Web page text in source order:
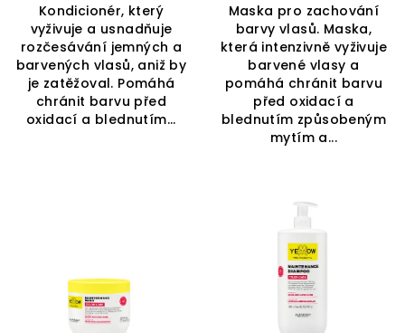
Kondicionér, který
vyživuje a usnadňuje
rozčesávání jemných a
barvených vlasů, aniž by
je zatěžoval. Pomáhá
chránit barvu před
oxidací a blednutím...
Maska pro zachování
barvy vlasů. Maska,
která intenzivně vyživuje
barvené vlasy a
pomáhá chránit barvu
před oxidací a
blednutím způsobeným
mytím a...